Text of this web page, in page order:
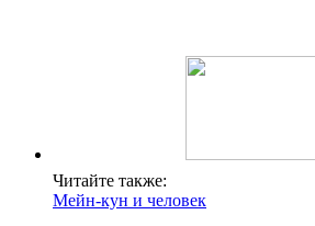
Читайте также:
Мейн-кун и человек